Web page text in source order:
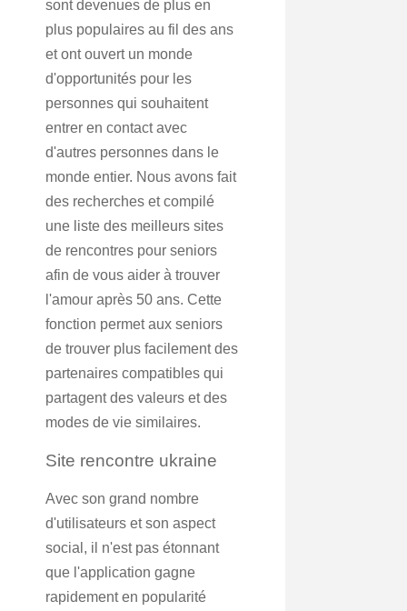
sont devenues de plus en
plus populaires au fil des ans
et ont ouvert un monde
d'opportunités pour les
personnes qui souhaitent
entrer en contact avec
d'autres personnes dans le
monde entier. Nous avons fait
des recherches et compilé
une liste des meilleurs sites
de rencontres pour seniors
afin de vous aider à trouver
l'amour après 50 ans. Cette
fonction permet aux seniors
de trouver plus facilement des
partenaires compatibles qui
partagent des valeurs et des
modes de vie similaires.
Site rencontre ukraine
Avec son grand nombre
d'utilisateurs et son aspect
social, il n'est pas étonnant
que l'application gagne
rapidement en popularité